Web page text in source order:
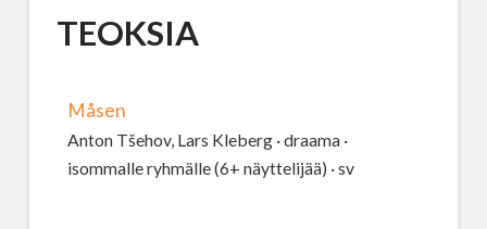
TEOKSIA
Måsen
Anton Tšehov, Lars Kleberg · draama ·
isommalle ryhmälle (6+ näyttelijää) · sv